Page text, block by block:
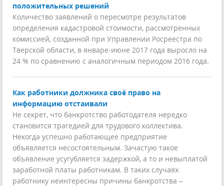
положительных решений
Количество заявлений о пересмотре результатов
определения кадастровой стоимости, рассмотренных
комиссией, созданной при Управлении Росреестра по
Тверской области, в январе-июне 2017 года выросло на
24 % по сравнению с аналогичным периодом 2016 года.
Как работники должника своё право на
информацию отстаивали
Не секрет, что банкротство работодателя нередко
становится трагедией для трудового коллектива.
Некогда успешно работающее предприятие
объявляется несостоятельным. Зачастую такое
объявление усугубляется задержкой, а то и невыплатой
заработной платы работникам. В таких случаях
работнику неинтересны причины банкротства –